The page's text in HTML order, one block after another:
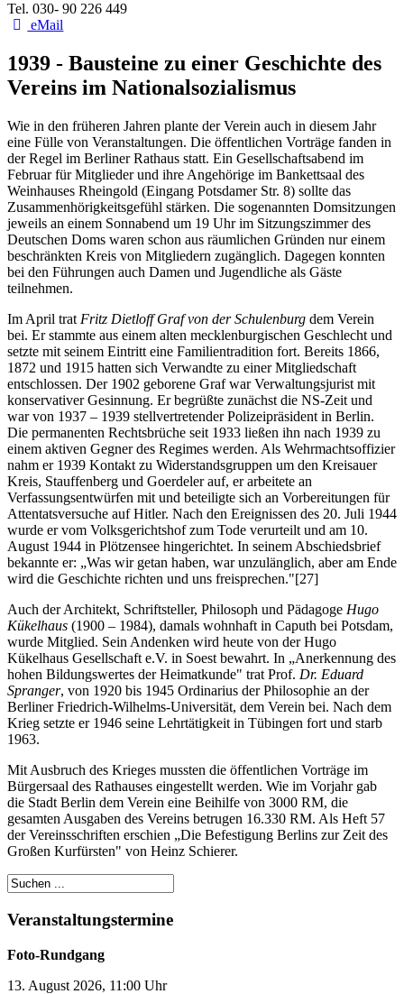
Tel. 030- 90 226 449
eMail
1939 - Bausteine zu einer Geschichte des
Vereins im Nationalsozialismus
Wie in den früheren Jahren plante der Verein auch in diesem Jahr
eine Fülle von Veranstaltungen. Die öffentlichen Vorträge fanden in
der Regel im Berliner Rathaus statt. Ein Gesellschaftsabend im
Februar für Mitglieder und ihre Angehörige im Bankettsaal des
Weinhauses Rheingold (Eingang Potsdamer Str. 8) sollte das
Zusammenhörigkeitsgefühl stärken. Die sogenannten Domsitzungen
jeweils an einem Sonnabend um 19 Uhr im Sitzungszimmer des
Deutschen Doms waren schon aus räumlichen Gründen nur einem
beschränkten Kreis von Mitgliedern zugänglich. Dagegen konnten
bei den Führungen auch Damen und Jugendliche als Gäste
teilnehmen.
Im April trat Fritz Dietloff Graf von der Schulenburg dem Verein
bei. Er stammte aus einem alten mecklenburgischen Geschlecht und
setzte mit seinem Eintritt eine Familientradition fort. Bereits 1866,
1872 und 1915 hatten sich Verwandte zu einer Mitgliedschaft
entschlossen. Der 1902 geborene Graf war Verwaltungsjurist mit
konservativer Gesinnung. Er begrüßte zunächst die NS-Zeit und
war von 1937 – 1939 stellvertretender Polizeipräsident in Berlin.
Die permanenten Rechtsbrüche seit 1933 ließen ihn nach 1939 zu
einem aktiven Gegner des Regimes werden. Als Wehrmachtsoffizier
nahm er 1939 Kontakt zu Widerstandsgruppen um den Kreisauer
Kreis, Stauffenberg und Goerdeler auf, er arbeitete an
Verfassungsentwürfen mit und beteiligte sich an Vorbereitungen für
Attentatsversuche auf Hitler. Nach den Ereignissen des 20. Juli 1944
wurde er vom Volksgerichtshof zum Tode verurteilt und am 10.
August 1944 in Plötzensee hingerichtet. In seinem Abschiedsbrief
bekannte er: „Was wir getan haben, war unzulänglich, aber am Ende
wird die Geschichte richten und uns freisprechen."[27]
Auch der Architekt, Schriftsteller, Philosoph und Pädagoge Hugo
Kükelhaus (1900 – 1984), damals wohnhaft in Caputh bei Potsdam,
wurde Mitglied. Sein Andenken wird heute von der Hugo
Kükelhaus Gesellschaft e.V. in Soest bewahrt. In „Anerkennung des
hohen Bildungswertes der Heimatkunde" trat Prof. Dr. Eduard
Spranger, von 1920 bis 1945 Ordinarius der Philosophie an der
Berliner Friedrich-Wilhelms-Universität, dem Verein bei. Nach dem
Krieg setzte er 1946 seine Lehrtätigkeit in Tübingen fort und starb
1963.
Mit Ausbruch des Krieges mussten die öffentlichen Vorträge im
Bürgersaal des Rathauses eingestellt werden. Wie im Vorjahr gab
die Stadt Berlin dem Verein eine Beihilfe von 3000 RM, die
gesamten Ausgaben des Vereins betrugen 16.330 RM. Als Heft 57
der Vereinsschriften erschien „Die Befestigung Berlins zur Zeit des
Großen Kurfürsten" von Heinz Schierer.
Veranstaltungstermine
Foto-Rundgang
13. August 2026, 11:00 Uhr